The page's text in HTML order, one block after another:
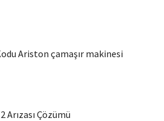
Ariston çamaşır makinesi
Arızası Çözümü